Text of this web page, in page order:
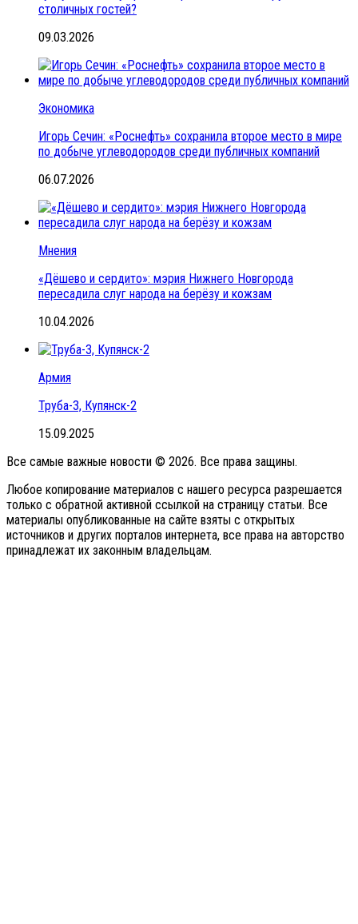
столичных гостей?
09.03.2026
Экономика
Игорь Сечин: «Роснефть» сохранила второе место в мире
по добыче углеводородов среди публичных компаний
06.07.2026
Мнения
«Дёшево и сердито»: мэрия Нижнего Новгорода
пересадила слуг народа на берёзу и кожзам
10.04.2026
Армия
Труба-3, Купянск-2
15.09.2025
Все самые важные новости © 2026. Все права защины.
Любое копирование материалов с нашего ресурса разрешается
только с обратной активной ссылкой на страницу статьи. Все
материалы опубликованные на сайте взяты с открытых
источников и других порталов интернета, все права на авторство
принадлежат их законным владельцам.